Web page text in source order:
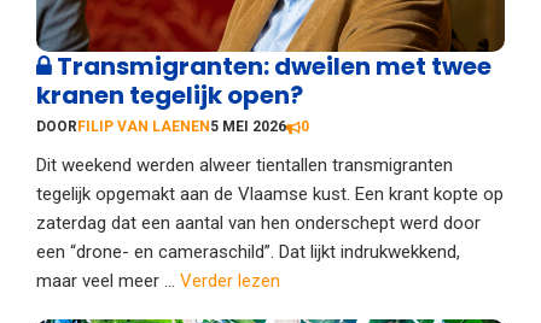
Transmigranten: dweilen met twee
kranen tegelijk open?
DOOR FILIP VAN LAENEN 5 MEI 2026 0
Dit weekend werden alweer tientallen transmigranten
tegelijk opgemakt aan de Vlaamse kust. Een krant kopte op
zaterdag dat een aantal van hen onderschept werd door
een “drone- en cameraschild”. Dat lijkt indrukwekkend,
maar veel meer ... Verder lezen